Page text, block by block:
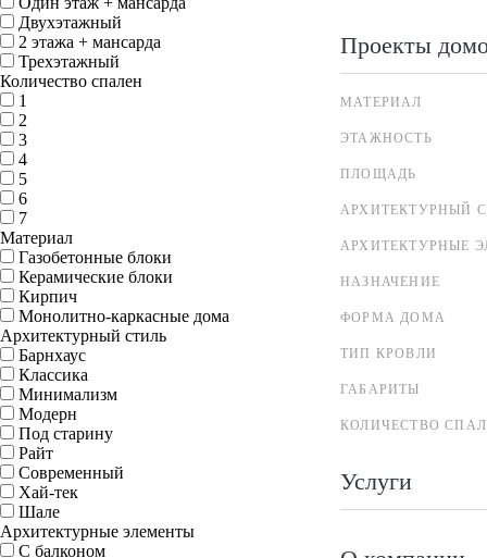
Проекты
МАТЕРИАЛ
ЭТАЖНОСТЬ
ПЛОЩАДЬ
АРХИТЕКТУРНЫЙ
АРХИТЕКТУРНЫЕ
НАЗНАЧЕНИЕ
ФОРМА ДОМА
ТИП КРОВЛИ
ГАБАРИТЫ
КОЛИЧЕСТВО
Услуги
Двухэтажный
2 этажа + мансарда
Трехэтажный
Количество спален
1
2
3
4
5
6
7
Материал
Газобетонные блоки
Керамические блоки
Кирпич
Монолитно-каркасные дома
Архитектурный стиль
Барнхаус
Классика
Минимализм
Модерн
Под старину
Райт
Современный
Хай-тек
Шале
Архитектурные элементы
С балконом